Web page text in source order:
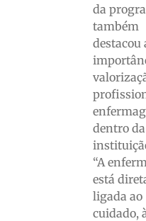
da
também
destacou
dentro da
“A
está
ligada ao
cuidado,